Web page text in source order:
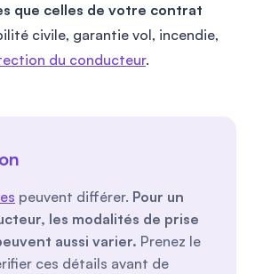
que celles de votre contrat
civile, garantie vol, incendie,
du conducteur.
peuvent différer. Pour un
les modalités de prise
aussi varier. Prenez le
ces détails avant de